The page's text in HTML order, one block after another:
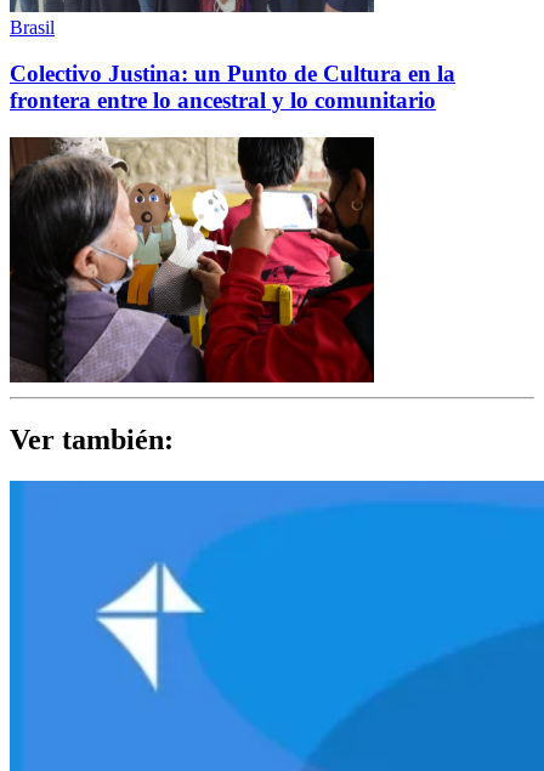
Brasil
Colectivo Justina: un Punto de Cultura en la
frontera entre lo ancestral y lo comunitario
Ver también: